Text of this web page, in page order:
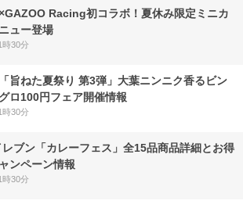
Racing初コラボ！夏休み限定ミニカ
ュー登場
時30分
旨ねた夏祭り 第3弾」大葉ニンニク香るビン
ロ100円フェア開催情報
時30分
レブン「カレーフェス」全15品商品詳細とお得
ンペーン情報
時30分